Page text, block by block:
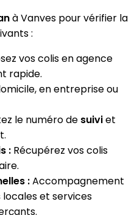
à Vanves pour vérifier la
:
vos colis en agence
rapide.
en entreprise ou
le numéro de suiviet
: Récupérez vos colis
:Accompagnement
locales et services